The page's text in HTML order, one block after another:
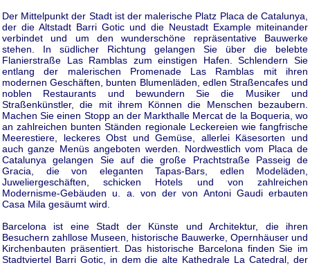
Der Mittelpunkt der Stadt ist der malerische Platz Placa de Catalunya,
der die Altstadt Barri Gotic und die Neustadt Example miteinander
verbindet und um den wunderschöne repräsentative Bauwerke
stehen. In südlicher Richtung gelangen Sie über die belebte
Flanierstraße Las Ramblas zum einstigen Hafen. Schlendern Sie
entlang der malerischen Promenade Las Ramblas mit ihren
modernen Geschäften, bunten Blumenläden, edlen Straßencafes und
noblen Restaurants und bewundern Sie die Musiker und
Straßenkünstler, die mit ihrem Können die Menschen bezaubern.
Machen Sie einen Stopp an der Markthalle Mercat de la Boqueria, wo
an zahlreichen bunten Ständen regionale Leckereien wie fangfrische
Meerestiere, leckeres Obst und Gemüse, allerlei Käsesorten und
auch ganze Menüs angeboten werden. Nordwestlich vom Placa de
Catalunya gelangen Sie auf die große Prachtstraße Passeig de
Gracia, die von eleganten Tapas-Bars, edlen Modeläden,
Juweliergeschäften, schicken Hotels und von zahlreichen
Modernisme-Gebäuden u. a. von der von Antoni Gaudi erbauten
Casa Mila gesäumt wird.
Barcelona ist eine Stadt der Künste und Architektur, die ihren
Besuchern zahllose Museen, historische Bauwerke, Opernhäuser und
Kirchenbauten präsentiert. Das historische Barcelona finden Sie im
Stadtviertel Barri Gotic, in dem die alte Kathedrale La Catedral, der